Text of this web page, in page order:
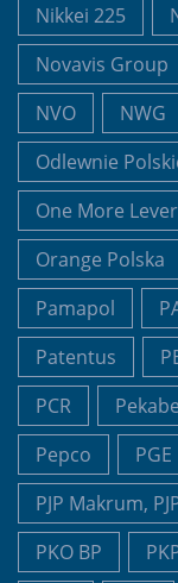
Nikkei 225
Novavis Group
NVO
NWG
Odlewnie
One More Lever
Orange Polska
Pamapol
Patentus
PCR
Pepco
PGE
PJP Makrum,
PKO BP